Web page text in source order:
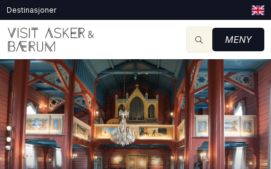
Destinasjoner
MENY